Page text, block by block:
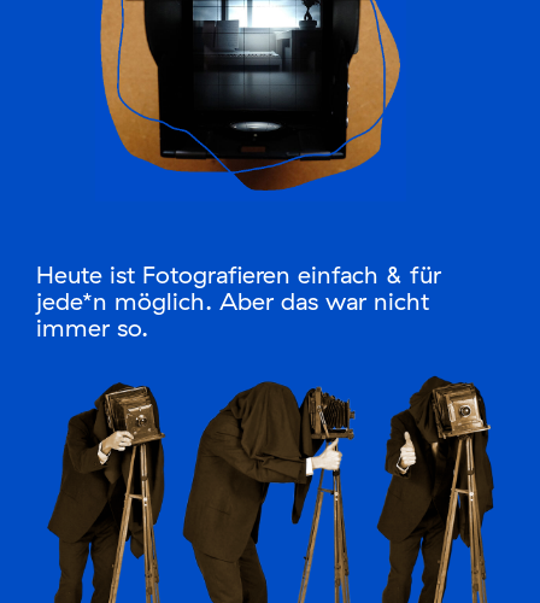
Heute ist Fotografieren einfach & für
jede*n möglich. Aber das war nicht
immer so.